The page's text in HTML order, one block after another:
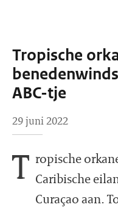
Tropische
ABC-tje
29 juni 2022
T ropische
Caribische
Curaçao aan.